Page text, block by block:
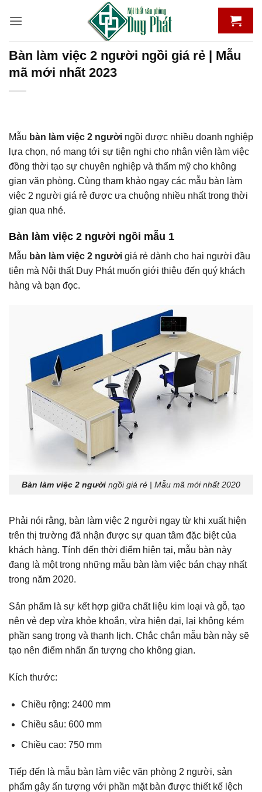
qua
dungBàn làm việc 2 người ngồi giá rẻ | Mẫu
mã mới nhất 2023
Mẫu bàn làm việc 2 người ngồi được nhiều doanh nghiệp
lựa chọn, nó mang tới sự tiện nghi cho nhân viên làm việc
đồng thời tạo sự chuyên nghiệp và thẩm mỹ cho không
gian văn phòng. Cùng tham khảo ngay các mẫu bàn làm
việc 2 người giá rẻ được ưa chuộng nhiều nhất trong thời
gian qua nhé.
Bàn làm việc 2 người ngồi mẫu 1
Mẫu bàn làm việc 2 người giá rẻ dành cho hai người đầu
tiên mà Nội thất Duy Phát muốn giới thiệu đến quý khách
hàng và bạn đọc.
Bàn làm việc 2 người ngồi giá rẻ | Mẫu mã mới nhất 2020
Phải nói rằng, bàn làm việc 2 người ngay từ khi xuất hiện
trên thị trường đã nhận được sự quan tâm đặc biệt của
khách hàng. Tính đến thời điểm hiện tại, mẫu bàn này
đang là một trong những mẫu bàn làm việc bán chạy nhất
trong năm 2020.
Sản phẩm là sự kết hợp giữa chất liệu kim loại và gỗ, tạo
nên vẻ đẹp vừa khỏe khoắn, vừa hiện đại, lại không kém
phần sang trọng và thanh lịch. Chắc chắn mẫu bàn này sẽ
tạo nên điểm nhấn ấn tượng cho không gian.
Kích thước:
Chiều rộng: 2400 mm
Chiều sâu: 600 mm
Chiều cao: 750 mm
Tiếp đến là mẫu bàn làm việc văn phòng 2 người, sản
phẩm gây ấn tượng với phần mặt bàn được thiết kế lệch